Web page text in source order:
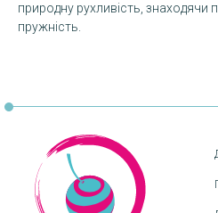
природну рухливість, знаходячи
пружність.